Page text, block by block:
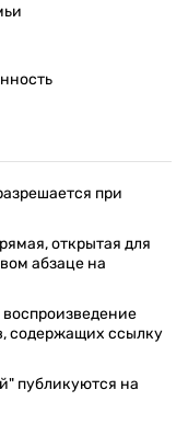
при
открытая для
абзаце на
содержащих ссылку
публикуются на